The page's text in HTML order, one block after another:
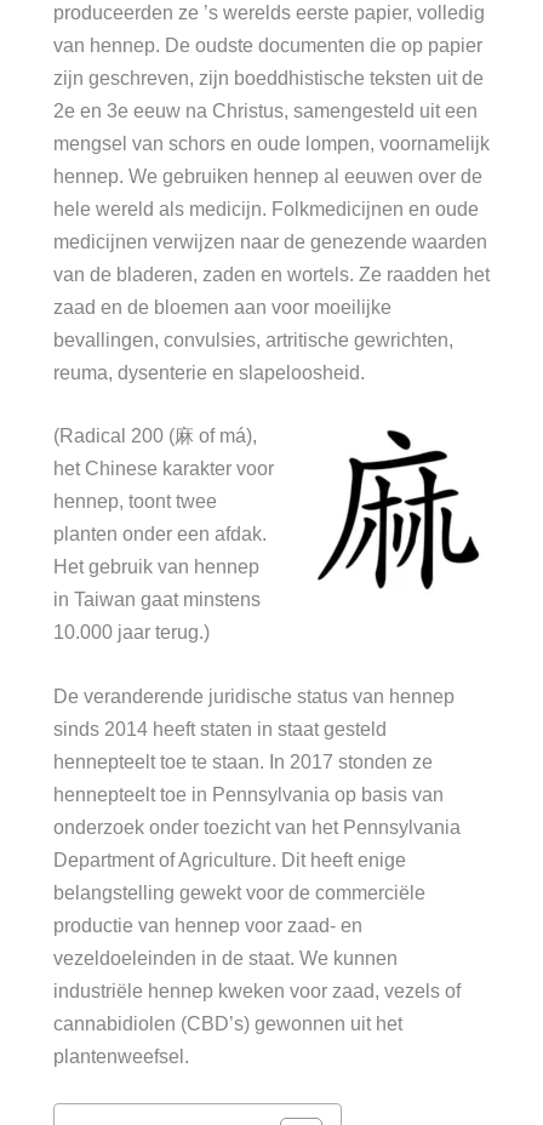
produceerden ze ’s werelds eerste papier, volledig
van hennep. De oudste documenten die op papier
zijn geschreven, zijn boeddhistische teksten uit de
2e en 3e eeuw na Christus, samengesteld uit een
mengsel van schors en oude lompen, voornamelijk
hennep. We gebruiken hennep al eeuwen over de
hele wereld als medicijn. Folkmedicijnen en oude
medicijnen verwijzen naar de genezende waarden
van de bladeren, zaden en wortels. Ze raadden het
zaad en de bloemen aan voor moeilijke
bevallingen, convulsies, artritische gewrichten,
reuma, dysenterie en slapeloosheid.
(Radical 200 (麻 of má),
het Chinese karakter voor
hennep, toont twee
planten onder een afdak.
Het gebruik van hennep
in Taiwan gaat minstens
10.000 jaar terug.)
De veranderende juridische status van hennep
sinds 2014 heeft staten in staat gesteld
hennepteelt toe te staan. In 2017 stonden ze
hennepteelt toe in Pennsylvania op basis van
onderzoek onder toezicht van het Pennsylvania
Department of Agriculture. Dit heeft enige
belangstelling gewekt voor de commerciële
productie van hennep voor zaad- en
vezeldoeleinden in de staat. We kunnen
industriële hennep kweken voor zaad, vezels of
cannabidiolen (CBD’s) gewonnen uit het
plantenweefsel.